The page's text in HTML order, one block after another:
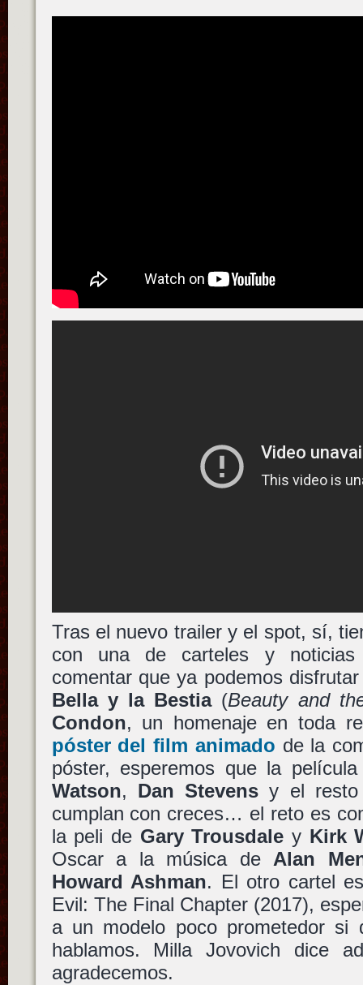
Tras el nuevo trailer y el spot, sí,
con una de carteles y noticias
comentar que ya podemos
Bella y la Bestia(Beauty and
Condon, un homenaje en toda
póster del film animado de la
póster, esperemos que la
Watson, Dan Stevens y el resto
cumplan con creces… el reto es
la peli de Gary Trousdale y Kirk
Oscar a la música de Alan
Howard Ashman. El otro cartel
Evil: The Final Chapter (2017),
a un modelo poco prometedor si
hablamos. Milla Jovovich dice
agradecemos.